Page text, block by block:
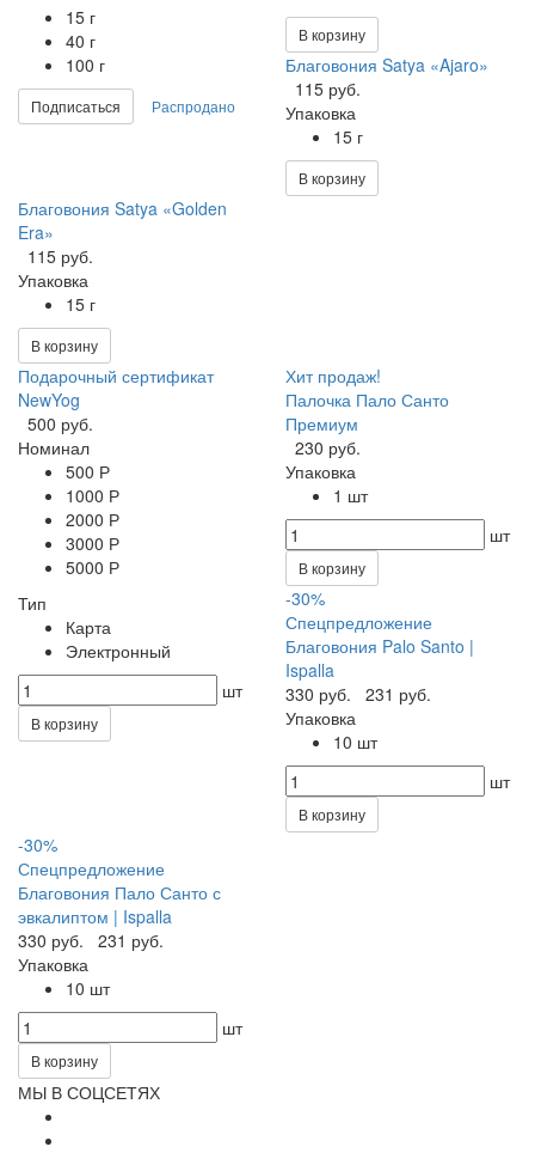
15 г
40 г
100 г
Подписаться Распродано
В корзину
Благовония Satya «Ajaro»
115 руб.
Упаковка
15 г
В корзину
Благовония Satya «Golden
Era»
115 руб.
Упаковка
15 г
В корзину
Подарочный сертификат
NewYog
500 руб.
Номинал
500 Р
1000 Р
2000 Р
3000 Р
5000 Р
Тип
Карта
Электронный
шт
В корзину
Хит продаж!
Палочка Пало Санто
Премиум
230 руб.
Упаковка
1 шт
шт
В корзину
-30%
Спецпредложение
Благовония Palo Santo |
Ispalla
330 руб.
231 руб.
Упаковка
10 шт
шт
В корзину
-30%
Спецпредложение
Благовония Пало Санто с
эвкалиптом | Ispalla
330 руб.
231 руб.
Упаковка
10 шт
шт
В корзину
МЫ В СОЦСЕТЯХ